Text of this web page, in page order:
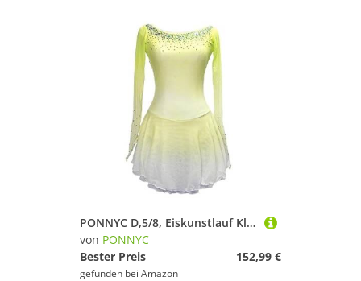
PONNYC D,5/8, Eiskunstlauf Kleid Für Mädchen Eislaufbekleidung Für Wettkämpfe Farbverlauf Rollschuhbekleidung Rhythmische Gymnastik Trikots Mit Glänzenden Strasssteinen
von PONNYC
Bester Preis
152,99 €
gefunden bei Amazon